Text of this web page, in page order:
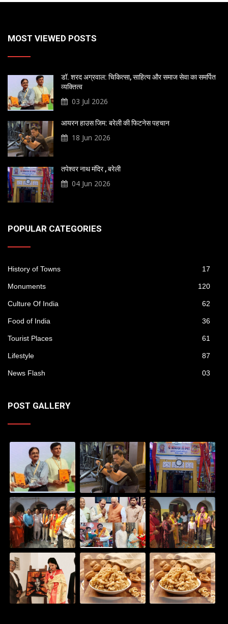
MOST VIEWED POSTS
डॉ. शरद अग्रवाल: चिकित्सा, साहित्य और समाज सेवा का समर्पित
व्यक्तित्व
03 Jul 2026
आयरन हाउस जिम: बरेली की फिटनेस पहचान
18 Jun 2026
तपेश्वर नाथ मंदिर , बरेली
04 Jun 2026
POPULAR CATEGORIES
History of Towns 17
Monuments 120
Culture Of India 62
Food of India 36
Tourist Places 61
Lifestyle 87
News Flash 03
POST GALLERY